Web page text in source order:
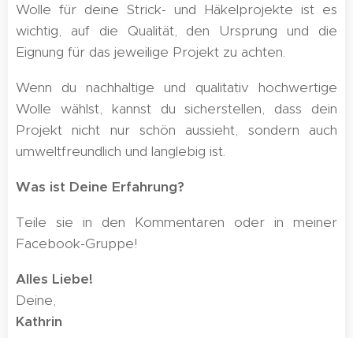
Wolle für deine Strick- und Häkelprojekte ist es
wichtig, auf die Qualität, den Ursprung und die
Eignung für das jeweilige Projekt zu achten.
Wenn du nachhaltige und qualitativ hochwertige
Wolle wählst, kannst du sicherstellen, dass dein
Projekt nicht nur schön aussieht, sondern auch
umweltfreundlich und langlebig ist.
Was ist Deine Erfahrung?
Teile sie in den Kommentaren oder in meiner
Facebook-Gruppe!
Alles Liebe! 🧶
Deine,
Kathrin